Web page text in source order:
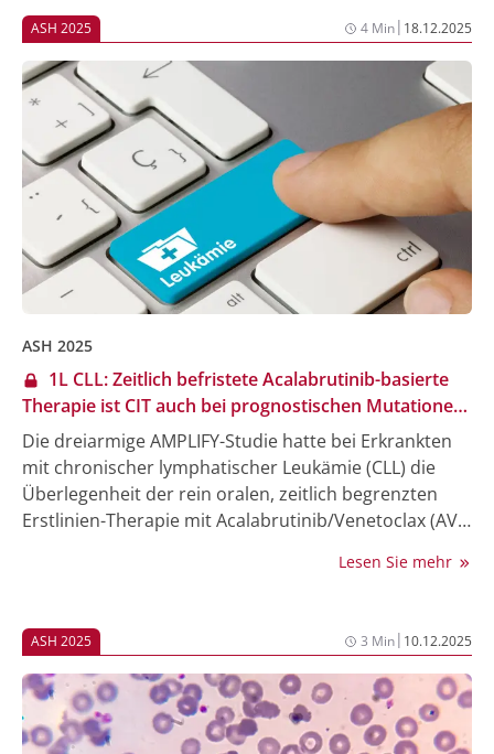
reversibler BTKi, der einmal täglich (QD) oral (PO)
eingenommen wird, hat schon eine
vielversprechende Antitumoraktivität bei
verschiedenen B-Zell-Malignomen gezeigt. Während
des diesjährigen ASH-Kongresses wurde die
aktualisierte Wirksamkeit und Sicherheit aus Kohorte
G der Phase-II-Studie bellwave-003 vorgestellt [1].
ASH 2025 4 Min| 18.12.2025
ASH 2025
1L CLL: Zeitlich befristete Acalabrutinib-basierte
Therapie ist CIT auch bei prognostischen Mutationen
in den Endpunkten PFS und TTNT überlegen
Die dreiarmige AMPLIFY-Studie hatte bei Erkrankten
mit chronischer lymphatischer Leukämie (CLL) die
Überlegenheit der rein oralen, zeitlich begrenzten
Erstlinien-Therapie mit Acalabrutinib/Venetoclax (AV)
Chemoimmuntherapie gezeigt und zur Zulassung von
Studie bekannt, dass bestimmte genetische Faktoren
wie ein unmutierter IGHV-Status oder ein positiver
NOTCH1-Status auch bei zielgerichteten Therapien
mit einem kürzeren progressionsfreien Überleben
(PFS) assoziiert sein können. Eine beim ASH 2025
Lesen Sie mehr
ASH 2025 3 Min| 10.12.2025